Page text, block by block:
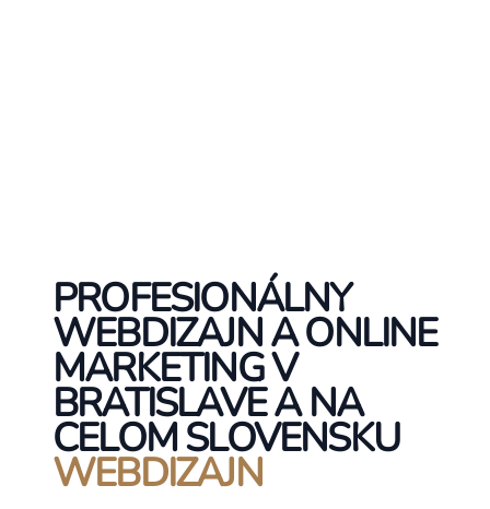
PROFESIONÁLNY
WEBDIZAJN A ONLINE
MARKETING V
BRATISLAVE A NA
CELOM SLOVENSKU
WEBDIZAJN